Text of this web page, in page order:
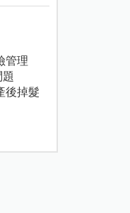
管理
後掉髮